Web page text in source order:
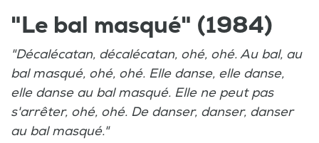
"Le bal masqué" (1984)
"Décalécatan, décalécatan, ohé, ohé. Au bal, au
bal masqué, ohé, ohé. Elle danse, elle danse,
elle danse au bal masqué. Elle ne peut pas
s'arrêter, ohé, ohé. De danser, danser, danser
au bal masqué."